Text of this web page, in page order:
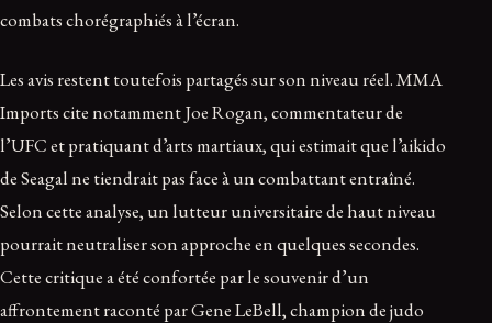
combats chorégraphiés à l’écran.
Les avis restent toutefois partagés sur son niveau réel. MMA
Imports cite notamment Joe Rogan, commentateur de
l’UFC et pratiquant d’arts martiaux, qui estimait que l’aikido
de Seagal ne tiendrait pas face à un combattant entraîné.
Selon cette analyse, un lutteur universitaire de haut niveau
pourrait neutraliser son approche en quelques secondes.
Cette critique a été confortée par le souvenir d’un
affrontement raconté par Gene LeBell, champion de judo